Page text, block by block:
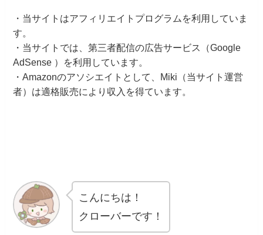
・当サイトはアフィリエイトプログラムを利用していま
す。
・当サイトでは、第三者配信の広告サービス（Google
AdSense ）を利用しています。
・Amazonのアソシエイトとして、Miki（当サイト運営
者）は適格販売により収入を得ています。
こんにちは！
クローバーです！